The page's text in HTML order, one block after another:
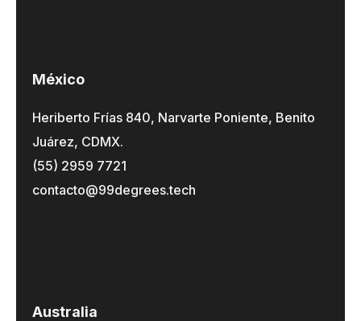
México
Heriberto Frías 840, Narvarte Poniente, Benito
Juárez, CDMX.
(55) 2959 7721
contacto@99degrees.tech
Australia